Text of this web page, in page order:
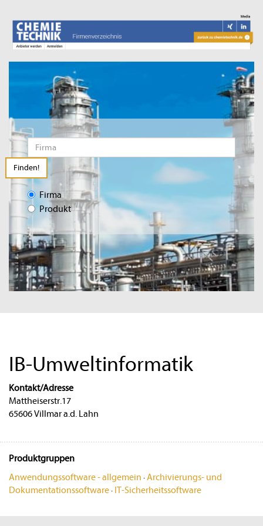
Finden!
Firma
Produkt
IB-Umweltinformatik
Kontakt/Adresse
Mattheiserstr.17
65606 Villmar a.d. Lahn
Produktgruppen
Anwendungssoftware - allgemein · Archivierungs- und
Dokumentationssoftware· IT-Sicherheitssoftware